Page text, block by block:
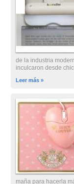
de la industria
inculcaron desde
Leer más »
maña para hacerla